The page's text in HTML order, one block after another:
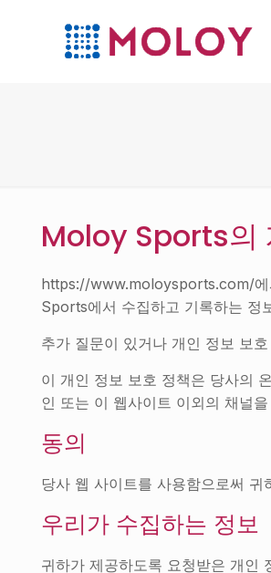
Moloy Sports의
https://www.moloysports.com/에
Sports에서 수집하고 기록하는 정
추가 질문이 있거나 개인 정보 보
이 개인 정보 보호 정책은 당사의
인 또는 이 웹사이트 이외의 채널
동의
당사 웹 사이트를 사용함으로써
우리가 수집하는 정보
귀하가 제공하도록 요청받은 개인